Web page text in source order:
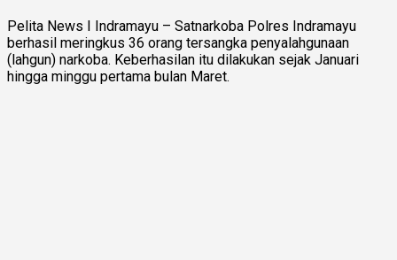
Pelita News I Indramayu – Satnarkoba Polres Indramayu
berhasil meringkus 36 orang tersangka penyalahgunaan
(lahgun) narkoba. Keberhasilan itu dilakukan sejak Januari
hingga minggu pertama bulan Maret.